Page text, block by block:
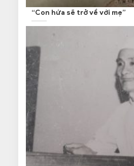
“Con hứa sẽ trở về với mẹ”